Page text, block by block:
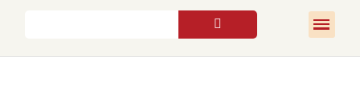
À PROPOS DE NOUS